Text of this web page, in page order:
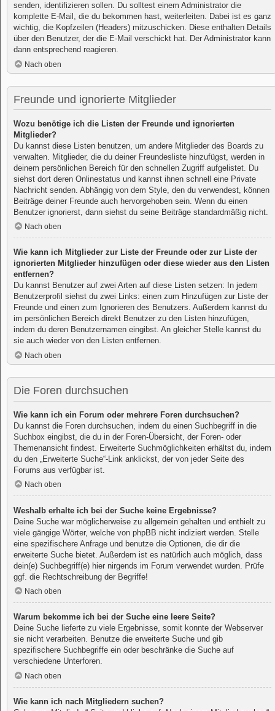
senden, identifizieren sollen. Du solltest einem Administrator die
komplette E-Mail, die du bekommen hast, weiterleiten. Dabei ist es ganz
wichtig, die Kopfzeilen (Headers) mitzuschicken. Diese enthalten Details
über den Benutzer, der die E-Mail verschickt hat. Der Administrator kann
dann entsprechend reagieren.
Nach oben
Freunde und ignorierte Mitglieder
Wozu benötige ich die Listen der Freunde und ignorierten
Mitglieder?
Du kannst diese Listen benutzen, um andere Mitglieder des Boards zu
verwalten. Mitglieder, die du deiner Freundesliste hinzufügst, werden in
deinem persönlichen Bereich für den schnellen Zugriff aufgelistet. Du
siehst dort deren Onlinestatus und kannst ihnen schnell eine Private
Nachricht senden. Abhängig von dem Style, den du verwendest, können
Beiträge deiner Freunde auch hervorgehoben sein. Wenn du einen
Benutzer ignorierst, dann siehst du seine Beiträge standardmäßig nicht.
Nach oben
Wie kann ich Mitglieder zur Liste der Freunde oder zur Liste der
ignorierten Mitglieder hinzufügen oder diese wieder aus den Listen
entfernen?
Du kannst Benutzer auf zwei Arten auf diese Listen setzen: In jedem
Benutzerprofil siehst du zwei Links: einen zum Hinzufügen zur Liste der
Freunde und einen zum Ignorieren des Benutzers. Außerdem kannst du
im persönlichen Bereich direkt Benutzer zu den Listen hinzufügen,
indem du deren Benutzernamen eingibst. An gleicher Stelle kannst du
sie auch wieder von den Listen entfernen.
Nach oben
Die Foren durchsuchen
Wie kann ich ein Forum oder mehrere Foren durchsuchen?
Du kannst die Foren durchsuchen, indem du einen Suchbegriff in die
Suchbox eingibst, die du in der Foren-Übersicht, der Foren- oder
Themenansicht findest. Erweiterte Suchmöglichkeiten erhältst du, indem
du den „Erweiterte Suche“-Link anklickst, der von jeder Seite des
Forums aus verfügbar ist.
Nach oben
Weshalb erhalte ich bei der Suche keine Ergebnisse?
Deine Suche war möglicherweise zu allgemein gehalten und enthielt zu
viele gängige Wörter, welche von phpBB nicht indiziert werden. Stelle
eine spezifischere Anfrage und benutze die Optionen, die dir die
erweiterte Suche bietet. Außerdem ist es natürlich auch möglich, dass
dein(e) Suchbegriff(e) hier nirgends im Forum verwendet wurden. Prüfe
ggf. die Rechtschreibung der Begriffe!
Nach oben
Warum bekomme ich bei der Suche eine leere Seite?
Deine Suche lieferte zu viele Ergebnisse, somit konnte der Webserver
sie nicht verarbeiten. Benutze die erweiterte Suche und gib
spezifischere Suchbegriffe ein oder beschränke die Suche auf
verschiedene Unterforen.
Nach oben
Wie kann ich nach Mitgliedern suchen?